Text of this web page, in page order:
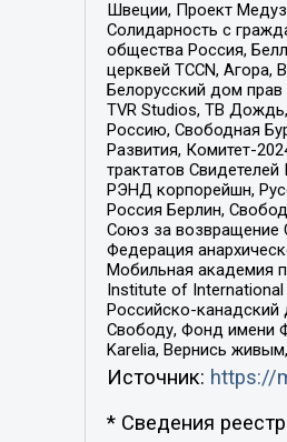
Швеции, Проект
Солидарность с
общества Россия,
церквей TCCN,
Белорусский дом
TVR Studios, ТВ
Россию, Свободная
Развития, Комитет-
трактатов
РЭНД корпорейшн,
Россия Берлин,
Союз за возвращение
Федерация
Мобильная академия
Institute of
Российско-
Свободу, Фонд имени
Karelia, Вернись
Источник: https://
* Сведения